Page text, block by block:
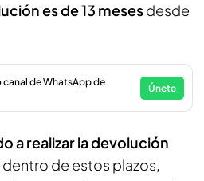
es de 13 mesesdesde
canal de WhatsApp de
Únete
a realizar la devolución
dentro de estos plazos,